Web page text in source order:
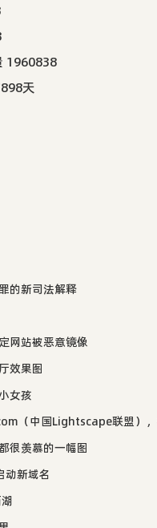
1960838
天
的新司法解释
网站被恶意镜像
效果图
女孩
（中国Lightscape联盟）
很羡慕的一幅图
动新域名